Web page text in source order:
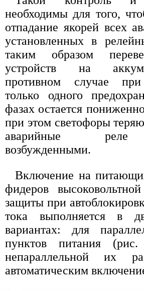
необходимы для того,
отпадание якорей всех
установленных в
таким образом
устройств на
противном случае при
только одного
фазах остается
при этом светофоры
аварийные реле
возбужденными.
Включение на
фидеров
защиты при
тока выполняется в
вариантах: для
пунктов питания
непараллельной их
автоматическим